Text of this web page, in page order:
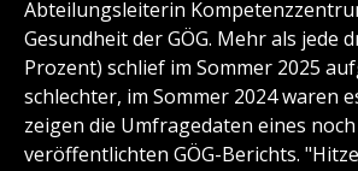
Abteilungsleiterin
Gesundheit der GÖG. Mehr als jede
Prozent) schlief im Sommer 2025
schlechter, im Sommer 2024 waren
zeigen die Umfragedaten eines
veröffentlichten GÖG-Berichts.